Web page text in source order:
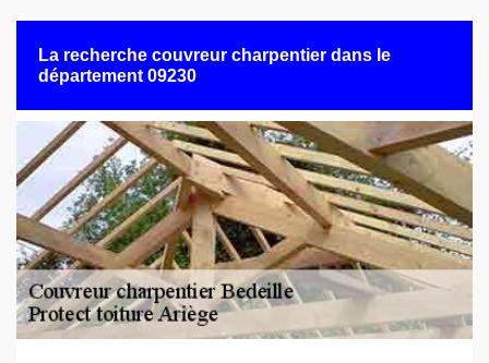
La recherche couvreur charpentier dans le
département 09230